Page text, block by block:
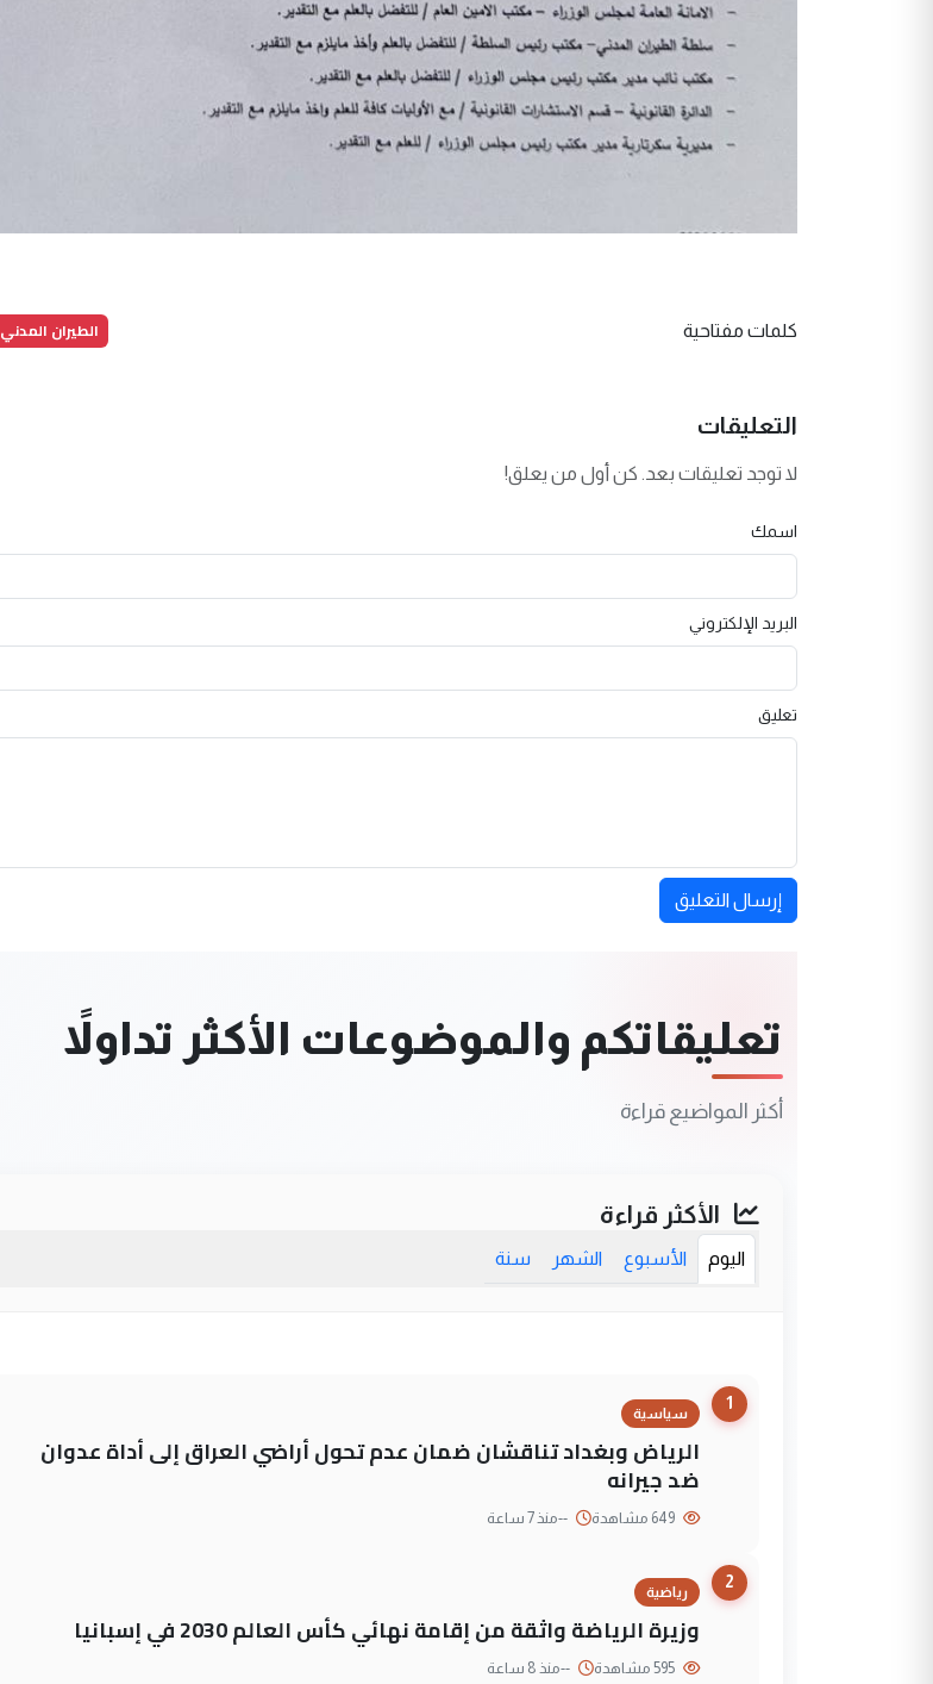
كلمات مفتاحية الطيران المدني
التعليقات
لا توجد تعليقات بعد. كن أول من يعلق!
اسمك
البريد الإلكتروني
تعليق
إرسال التعليق
تعليقاتكم والموضوعات الأكثر تداولاً
أكثر المواضيع قراءة
الأكثر قراءة
اليوم الأسبوع الشهر سنة
1
سياسية
الرياض وبغداد تناقشان ضمان عدم تحول أراضي العراق إلى أداة عدوان
ضد جيرانه
--منذ 7 ساعة
2
رياضية
وزيرة الرياضة واثقة من إقامة نهائي كأس العالم 2030 في إسبانيا
--منذ 8 ساعة